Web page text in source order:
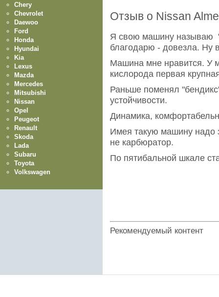
Отзыв о Nissan
Я свою машину называю
благодарю - довезла. Ну
Машина мне нравится. У
кислорода первая
Раньше поменял
устойчивости.
Динамика,
Имея такую машину надо
не карбюратор.
По пятибальной шкале
Рекомендуемый контент
Chery
Chevrolet
Daewoo
Ford
Honda
Hyundai
Kia
Lexus
Mazda
Mercedes
Mitsubishi
Nissan
Opel
Peugeot
Renault
Skoda
Lada
Subaru
Toyota
Volkswagen